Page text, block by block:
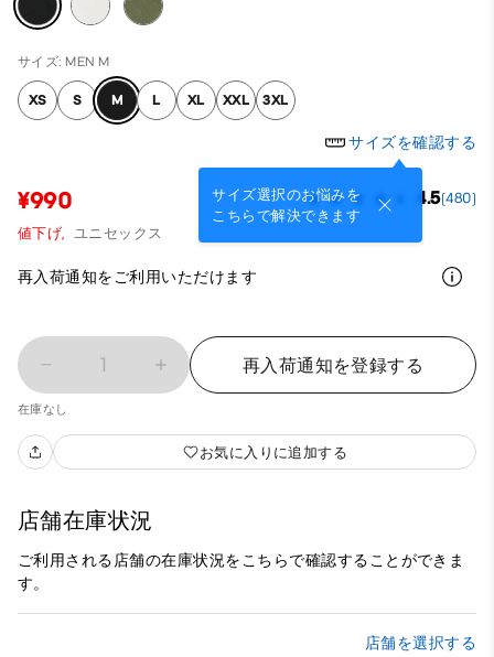
サイズ: MEN M
XS S M L XL XXL 3XL
サイズを確認する
サイズ選択のお悩みを
こちらで解決できます
¥990 4.5(480)
値下げ, ユニセックス
再入荷通知をご利用いただけます
1 再入荷通知を登録する
在庫なし
お気に入りに追加する
店舗在庫状況
ご利用される店舗の在庫状況をこちらで確認することができま
す。
店舗を選択する